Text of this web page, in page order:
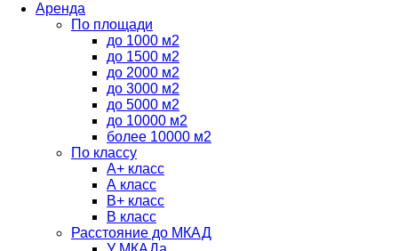
Аренда
По площади
до 1000 м2
до 1500 м2
до 2000 м2
до 3000 м2
до 5000 м2
до 10000 м2
более 10000 м2
По классу
А+ класс
А класс
B+ класс
В класс
Расстояние до МКАД